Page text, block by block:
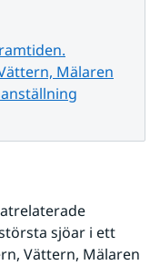
Mälaren
sjöar i ett
Vättern, Mälaren